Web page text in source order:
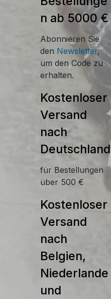
n ab 5000 €
Abonnieren Sie
den Newsletter,
um den Code zu
erhalten.
Kostenloser
Versand
nach
Deutschland
für Bestellungen
über 500 €
Kostenloser
Versand
nach
Belgien,
Niederlande
und